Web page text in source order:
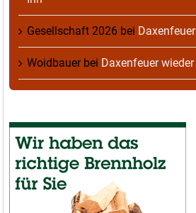
Gesellschaft 2026 bei
Woidbauerbei Daxenfeuer